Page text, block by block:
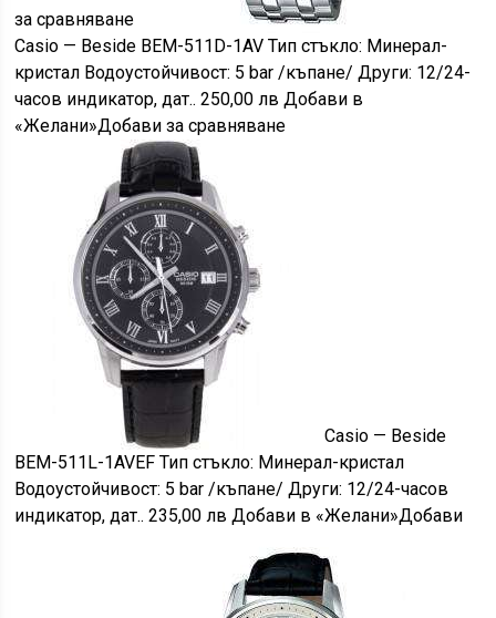
за сравняване
Casio — Beside BEM-511D-1AV Тип стъкло: Минерал-
кристал Водоустойчивост: 5 bar /къпане/ Други: 12/24-
часов индикатор, дат.. 250,00 лв Добави в
«Желани»Добави за сравняване
Casio — Beside
BEM-511L-1AVEF Тип стъкло: Минерал-кристал
Водоустойчивост: 5 bar /къпане/ Други: 12/24-часов
индикатор, дат.. 235,00 лв Добави в «Желани»Добави